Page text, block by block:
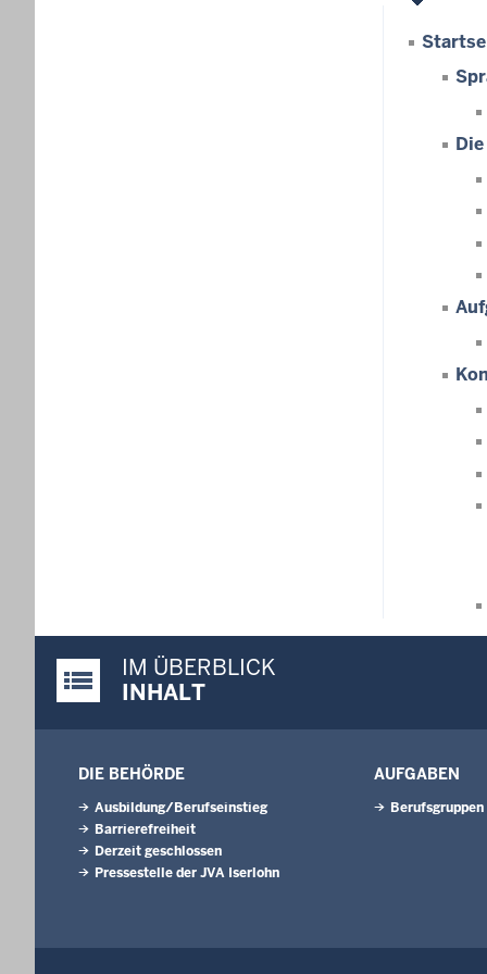
Justiz-Portal im Überblick:
IM ÜBERBLICK
INHALT
DIE BEHÖRDE
Ausbildung/Berufseinstieg
Barrierefreiheit
Derzeit geschlossen
Pressestelle der JVA Iserlohn
AUFGABEN
Berufsgruppen